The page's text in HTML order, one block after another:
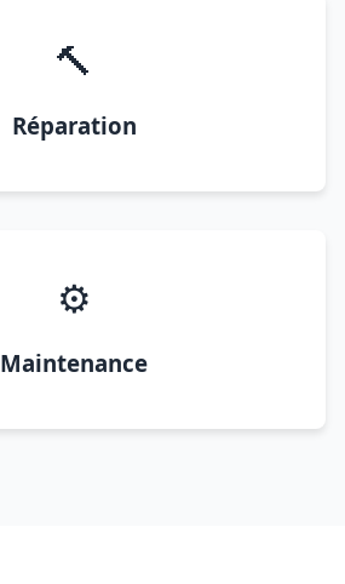
🔨
Réparation
⚙️
Maintenance